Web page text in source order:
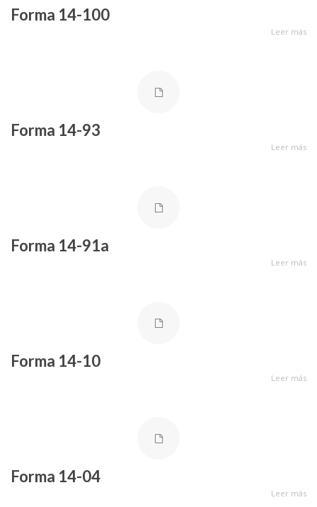
Forma 14-100
Leer más
Forma 14-93
Leer más
Forma 14-91a
Leer más
Forma 14-10
Leer más
Forma 14-04
Leer más